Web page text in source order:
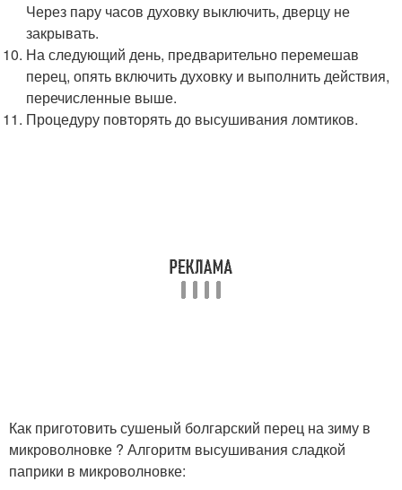
Через пару часов духовку выключить, дверцу не
закрывать.
На следующий день, предварительно перемешав
перец, опять включить духовку и выполнить действия,
перечисленные выше.
Процедуру повторять до высушивания ломтиков.
Как приготовить сушеный болгарский перец на зиму в
микроволновке ? Алгоритм высушивания сладкой
паприки в микроволновке: